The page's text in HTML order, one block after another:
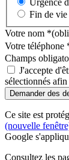
Urgence
Fin de vie
Votre nom *
Votre téléphone
Champs
J'accepte
sélectionnés
Ce site est
(nouvelle
Google
Consultez les